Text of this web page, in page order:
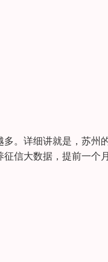
。详细讲就是，苏州
信大数据，提前一个